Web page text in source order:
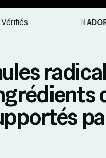
"MON CHIEN ADORE